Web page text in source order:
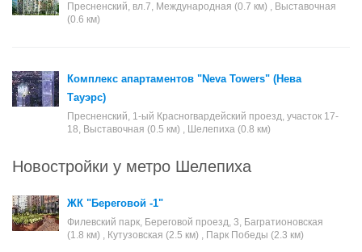
Пресненский, вл.7, Международная (0.7 км) , Выставочная
(0.6 км)
Комплекс апартаментов "Neva Towers" (Нева
Тауэрс)
Пресненский, 1-ый Красногвардейский проезд, участок 17-
18, Выставочная (0.5 км) , Шелепиха (0.8 км)
Новостройки у метро Шелепиха
ЖК "Береговой -1"
Филевский парк, Береговой проезд, 3, Багратионовская
(1.8 км) , Кутузовская (2.5 км) , Парк Победы (2.3 км)